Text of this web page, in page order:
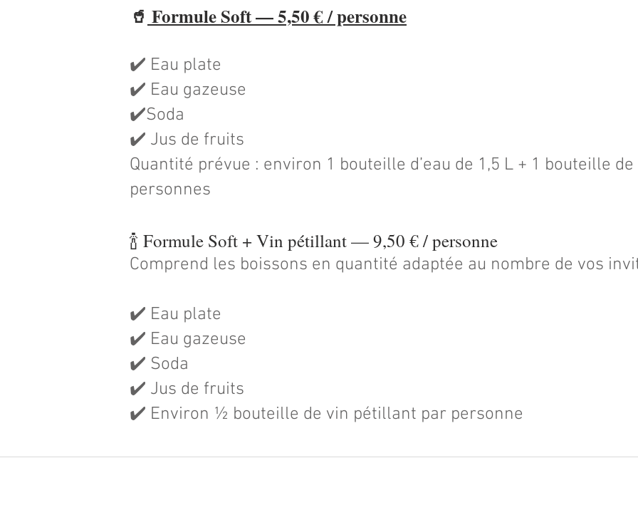
🥤 Formule Soft — 5,50 € / personne
✔️ Eau plate
✔️ Eau gazeuse
✔️Soda
✔️ Jus de fruits
Quantité prévue : environ 1 bouteille d’eau de 1,5 L + 1 bouteille
personnes
🍾 Formule Soft + Vin pétillant — 9,50 € / personne
Comprend les boissons en quantité adaptée au nombre de vos
✔️ Eau plate
✔️ Eau gazeuse
✔️ Soda
✔️ Jus de fruits
✔️ Environ ½ bouteille de vin pétillant par personne